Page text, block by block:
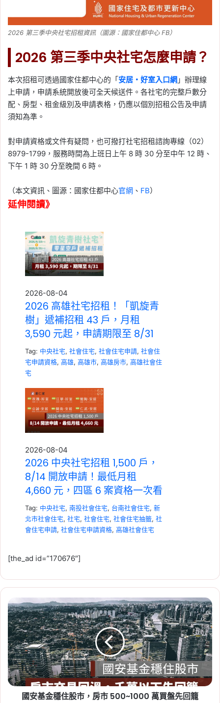
2026 第三季中央社宅招租資訊（圖源：國家住都中心 FB）
2026 第三季中央社宅怎麼申請？
本次招租可透過國家住都中心的「 安居・好室入口網 」辦理線
上申請，申請系統開放後可全天候送件。各社宅的完整戶數分
配、房型、租金級別及申請表格，仍應以個別招租公告及申請
須知為準。
對申請資格或文件有疑問，也可撥打社宅招租諮詢專線（02）
8979-1799，服務時間為上班日上午 8 時 30 分至中午 12 時、
下午 1 時 30 分至晚間 6 時。
（本文資訊、圖源：國家住都中心官網 、 FB）
延伸閱讀》
2026-08-04
2026 高雄社宅招租！「凱旋青
樹」遞補招租 43 戶，月租
3,590 元起，申請期限至 8/31
Tag: 中央社宅, 社會住宅, 社會住宅申請, 社會住
宅申請資格, 高雄, 高雄市, 高雄房市, 高雄社會住
宅
2026-08-04
2026 中央社宅招租 1,500 戶，
8/14 開放申請！最低月租
4,660 元，四區 6 案資格一次看
Tag: 中央社宅, 南投社會住宅, 台南社會住宅, 新
北市社會住宅, 社宅, 社會住宅, 社會住宅抽籤, 社
會住宅申請, 社會住宅申請資格, 高雄社會住宅
2026-07-23
租賃專法修法急轉彎！3 年租
期、續約漲租上限暫緩，最新重
點一次看
Tag:房東,社會住宅,租屋 租屋族,租屋注意事
項,租屋糾紛,租屋補助,租屋補助申請,租屋補助
資格
[the_ad id=”170676″]
國
安
基
金
穩
住
股
市，
房
國安基金穩住股市，房市 500~1000 萬買盤先回籠